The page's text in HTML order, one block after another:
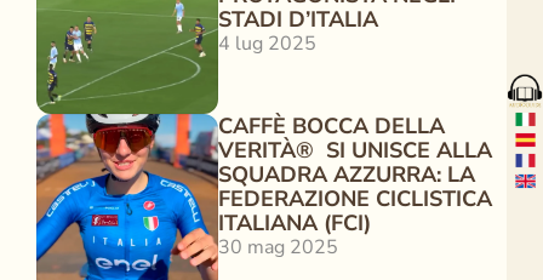
STADI D’ITALIA
4 lug 2025
CAFFÈ BOCCA DELLA
VERITÀ®  SI UNISCE ALLA
SQUADRA AZZURRA: LA
FEDERAZIONE CICLISTICA
ITALIANA (FCI)
30 mag 2025